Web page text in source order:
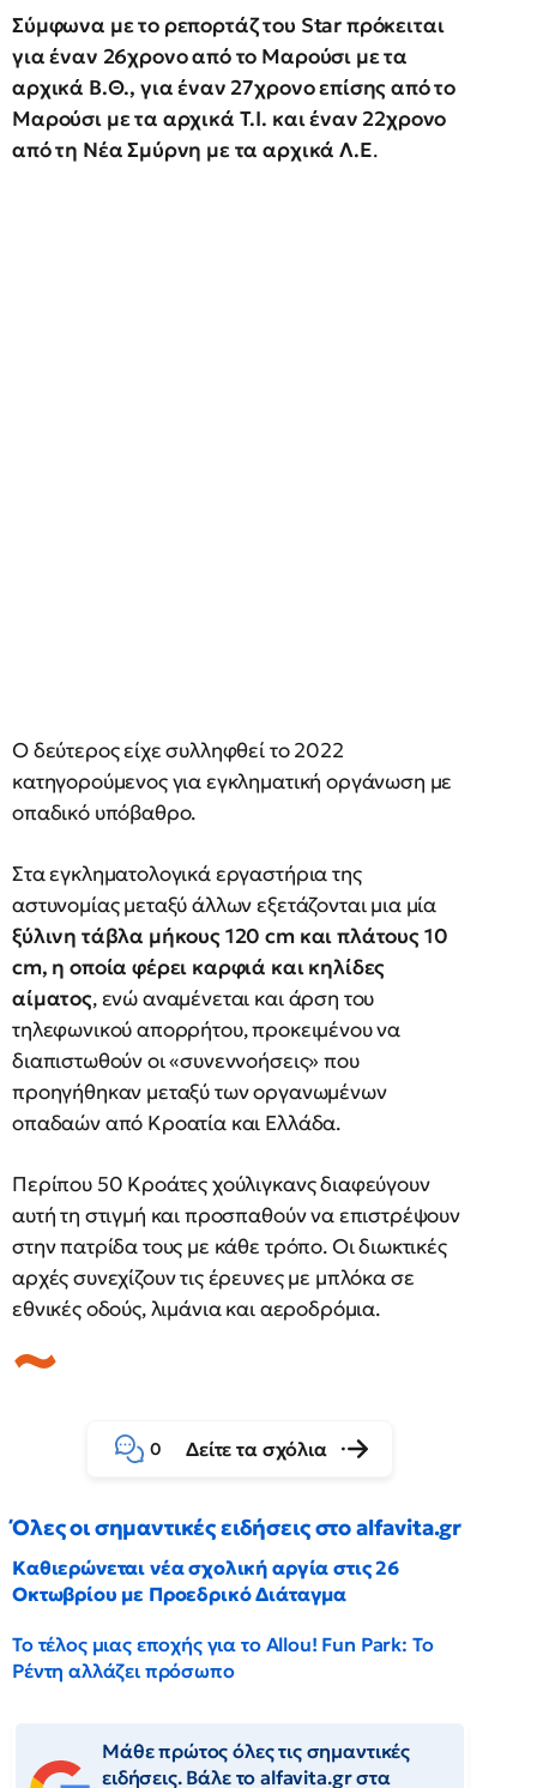
Σύμφωνα με το ρεπορτάζ του Star πρόκειται
για έναν 26χρονο από το Μαρούσι με τα
αρχικά Β.Θ., για έναν 27χρονο επίσης από το
Μαρούσι με τα αρχικά Τ.Ι. και έναν 22χρονο
από τη Νέα Σμύρνη με τα αρχικά Λ.Ε.
Ο δεύτερος είχε συλληφθεί το 2022
κατηγορούμενος για εγκληματική οργάνωση με
οπαδικό υπόβαθρο.
Στα εγκληματολογικά εργαστήρια της
αστυνομίας μεταξύ άλλων εξετάζονται μια μία
ξύλινη τάβλα μήκους 120 cm και πλάτους 10
cm, η οποία φέρει καρφιά και κηλίδες
αίματος, ενώ αναμένεται και άρση του
τηλεφωνικού απορρήτου, προκειμένου να
διαπιστωθούν οι «συνεννοήσεις» που
προηγήθηκαν μεταξύ των οργανωμένων
οπαδαών από Κροατία και Ελλάδα.
Περίπου 50 Κροάτες χούλιγκανς διαφεύγουν
αυτή τη στιγμή και προσπαθούν να επιστρέψουν
στην πατρίδα τους με κάθε τρόπο. Οι διωκτικές
αρχές συνεχίζουν τις έρευνες με μπλόκα σε
εθνικές οδούς, λιμάνια και αεροδρόμια.
0 Δείτε τα σχόλια
Όλες οι σημαντικές ειδήσεις στο alfavita.gr
Καθιερώνεται νέα σχολική αργία στις 26
Οκτωβρίου με Προεδρικό Διάταγμα
Το τέλος μιας εποχής για το Allou! Fun Park: Το
Ρέντη αλλάζει πρόσωπο
Μάθε πρώτος όλες τις σημαντικές
ειδήσεις. Βάλε το alfavita.gr στα